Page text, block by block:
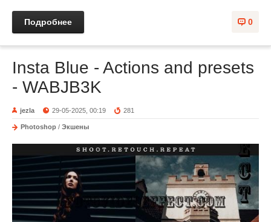
0
Подробнее
Insta Blue - Actions and presets
- WABJB3K
jezla 29-05-2025, 00:19 281
Photoshop / Экшены